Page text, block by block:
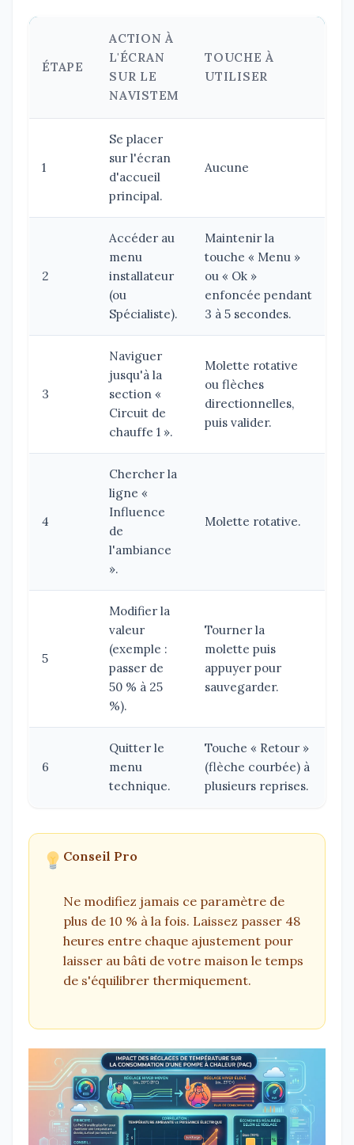
ÉTAPE
ACTION À
L'ÉCRAN
SUR LE
NAVISTEM
TOUCHE À
UTILISER
1
Se placer
sur l'écran
d'accueil
principal.
Aucune
2
Accéder au
menu
installateur
(ou
Spécialiste).
Maintenir la
touche « Menu »
ou « Ok »
enfoncée pendant
3 à 5 secondes.
3
Naviguer
jusqu'à la
section «
Circuit de
chauffe 1 ».
Molette rotative
ou flèches
directionnelles,
puis valider.
4
Chercher la
ligne «
Influence
de
l'ambiance
».
Molette rotative.
5
Modifier la
valeur
(exemple :
passer de
50 % à 25
%).
Tourner la
molette puis
appuyer pour
sauvegarder.
6
Quitter le
menu
technique.
Touche « Retour »
(flèche courbée) à
plusieurs reprises.
Conseil Pro
Ne modifiez jamais ce paramètre de
plus de 10 % à la fois. Laissez passer 48
heures entre chaque ajustement pour
laisser au bâti de votre maison le temps
de s'équilibrer thermiquement.